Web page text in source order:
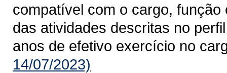
compatível com o cargo,
das atividades descritas no
anos de efetivo exercício no
14/07/2023)